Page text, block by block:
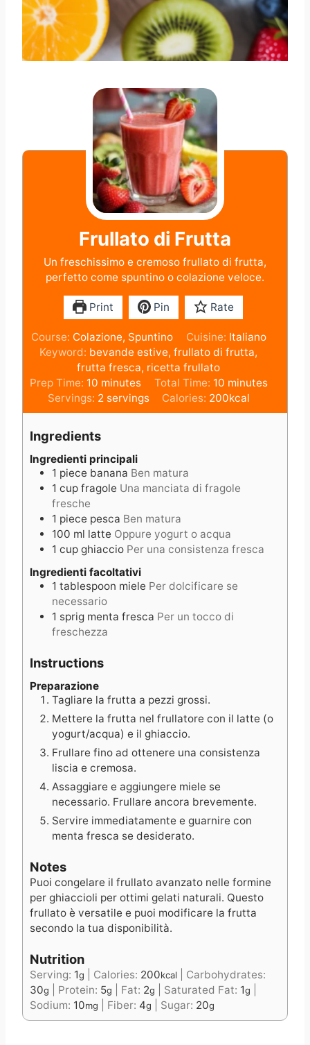
Frullato di Frutta
Un freschissimo e cremoso frullato di frutta,
perfetto come spuntino o colazione veloce.
Print Pin Rate
Course: Colazione, Spuntino Cuisine: Italiano
Keyword: bevande estive, frullato di frutta,
frutta fresca, ricetta frullato
Prep Time: 10 m
i
n
t
e
s
minutes Total Time: 10m
i
n
minutes
Servings: 2 servings Calories: 200kcal
Ingredients
Ingredienti principali
1 piece banana Ben matura
1 cup fragole Una manciata di fragole
fresche
1 piece pesca Ben matura
100 ml latte Oppure yogurt o acqua
1 cup ghiaccio Per una consistenza fresca
Ingredienti facoltativi
1 tablespoon miele Per dolcificare se
necessario
1 sprig menta fresca Per un tocco di
freschezza
Instructions
Preparazione
Tagliare la frutta a pezzi grossi.
Mettere la frutta nel frullatore con il latte (o
yogurt/acqua) e il ghiaccio.
Frullare fino ad ottenere una consistenza
liscia e cremosa.
Assaggiare e aggiungere miele se
necessario. Frullare ancora brevemente.
Servire immediatamente e guarnire con
menta fresca se desiderato.
Notes
Puoi congelare il frullato avanzato nelle formine
per ghiaccioli per ottimi gelati naturali. Questo
frullato è versatile e puoi modificare la frutta
secondo la tua disponibilità.
Nutrition
Serving: 1g Calories: 200kcal
Carbohydrates:
30g Protein: 5g Fat: 2g Saturated Fat: 1g
Sodium: 10mg Fiber: 4g Sugar: 20g